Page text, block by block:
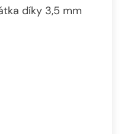
díky 3,5 mm